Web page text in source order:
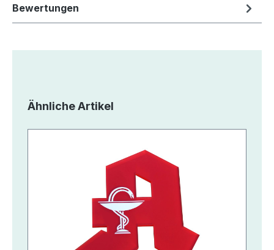
Bewertungen
Produktgalerie überspringen
Ähnliche Artikel